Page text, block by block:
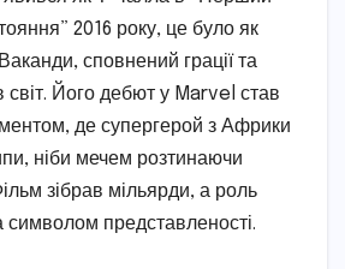
2016 року, це було як
сповнений грації та
світ. Його дебют у Marvel став
де супергерой з Африки
ніби мечем розтинаючи
зібрав мільярди, а роль
символом представленості.